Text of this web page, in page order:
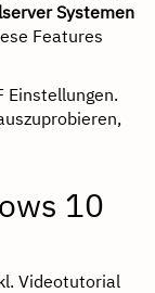
Systemen
Features
Einstellungen.
10
Videotutorial